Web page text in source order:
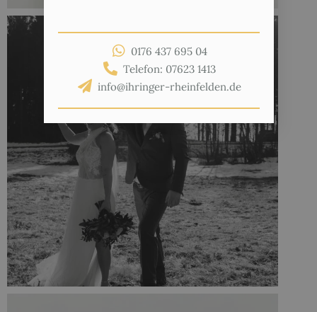
0176 437 695 04
Telefon: 07623 1413
info@ihringer-rheinfelden.de